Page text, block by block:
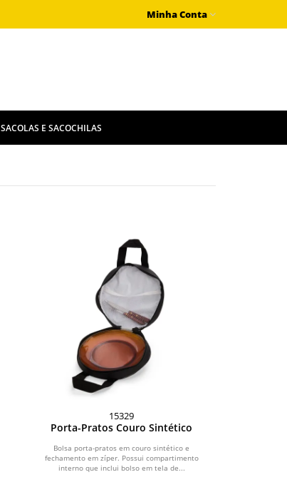
Minha Conta
SACOLAS E SACOCHILAS
15329
Porta-Pratos Couro Sintético
Bolsa porta-pratos em couro sintético e
fechamento em zíper. Possui compartimento
interno que inclui bolso em tela de...